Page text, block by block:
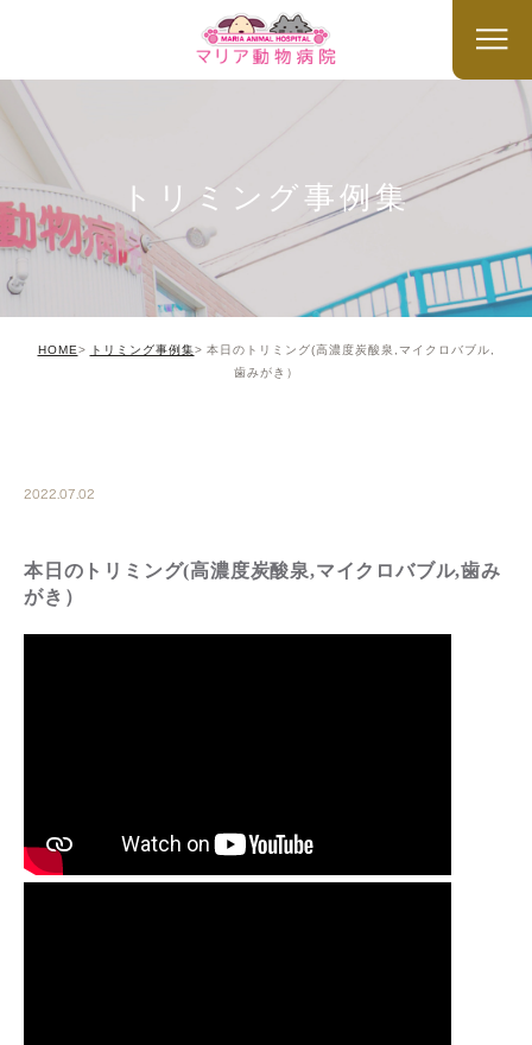
トリミング事例集
HOME トリミング事例集
本日のトリミング(高濃度炭酸泉,マイクロバブル,
歯みがき）
2022.07.02
本日のトリミング(高濃度炭酸泉,マイクロバブル,歯み
がき）